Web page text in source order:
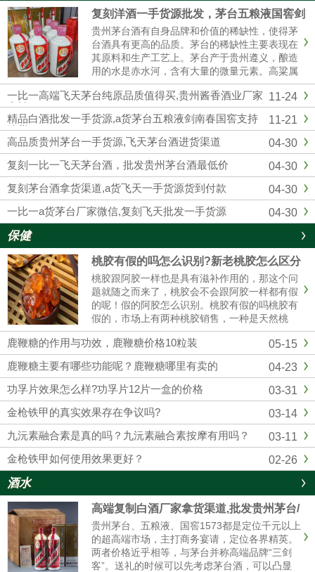
复刻洋酒一手货源批发，茅台五粮液国窖剑
南春厂家直销
贵州茅台酒有自身品牌和价值的稀缺性，使得茅
台酒具有更高的品质。茅台的稀缺性主要表现在
其原料和生产工艺上。茅台产于贵州遵义，酿造
用的水是赤水河，含有大量的微量元素。高粱属
糯高粱，其曲独特，不易传诵。生产工艺复杂，
茅台酒要五年后才能卖。这使得茅台酒口感醇厚
纯正。精品茅台五粮液一手货源批发我们是专业
供应复刻飞天茅台酒的知名白...
11-24
一比一高端飞天茅台纯原品质值得买,贵州酱香酒业厂家
直销
11-21
精品白酒批发一手货源,a货茅台五粮液剑南春国窖支持
验货
04-30
高品质贵州茅台一手货源,飞天茅台酒进货渠道
04-30
复刻一比一飞天茅台酒，批发贵州茅台酒最低价
04-30
复刻茅台酒拿货渠道,a货飞天一手货源货到付款
04-30
一比一a货茅台厂家微信,复刻飞天批发一手货源
保健
桃胶有假的吗怎么识别?新老桃胶怎么区分
桃胶跟阿胶一样也是具有滋补作用的，那这个问
题就随之而来了，桃胶会不会跟阿胶一样都有假
的呢！假的阿胶怎么识别。桃胶有假的吗桃胶有
假的，市场上有两种桃胶销售，一种是天然桃
胶，还有一种是精加工过的桃胶，而且市场价格
35元/斤到百元，具体也看桃胶的质量。桃胶假
的怎么辨别（1）看颜色真正的......
05-15
鹿鞭糖的作用与功效，鹿鞭糖价格10粒装
04-23
鹿鞭糖主要有哪些功能呢？鹿鞭糖哪里有卖的
03-31
功孚片效果怎么样?功孚片12片一盒的价格
03-14
金枪铁甲的真实效果存在争议吗?
03-11
九沅素融合素是真的吗？九沅素融合素按摩有用吗？
02-26
金枪铁甲如何使用效果更好？
酒水
高端复制白酒厂家拿货渠道,批发贵州茅台/
五粮液/剑南春/国窖1573
贵州茅台、五粮液、国窖1573都是定位千元以上
的超高端市场，主打商务宴请，定位各界精英。
两者价格近乎相等，与茅台并称高端品牌“三剑
客”。送礼的时候可以先考虑茅台酒，可以凸显